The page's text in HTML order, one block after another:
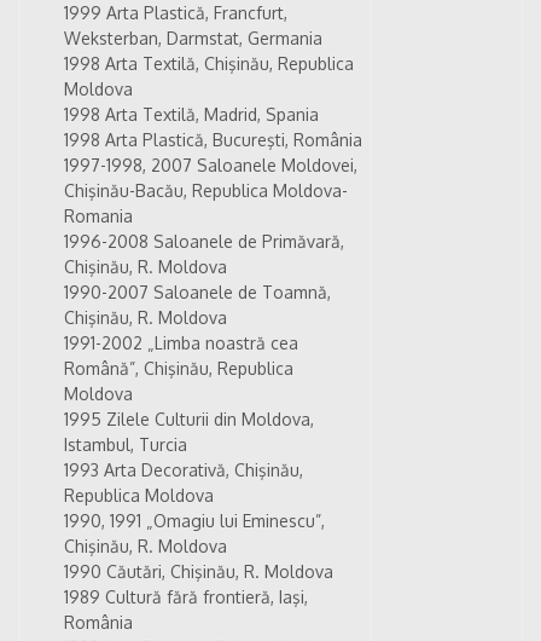
1999 Arta Plastică, Francfurt,
Weksterban, Darmstat, Germania
1998 Arta Textilă, Chişinău, Republica
Moldova
1998 Arta Textilă, Madrid, Spania
1998 Arta Plastică, Bucureşti, România
1997-1998, 2007 Saloanele Moldovei,
Chişinău-Bacău, Republica Moldova-
Romania
1996-2008 Saloanele de Primăvară,
Chişinău, R. Moldova
1990-2007 Saloanele de Toamnă,
Chişinău, R. Moldova
1991-2002 „Limba noastră cea
Română”, Chişinău, Republica
Moldova
1995 Zilele Culturii din Moldova,
Istambul, Turcia
1993 Arta Decorativă, Chişinău,
Republica Moldova
1990, 1991 „Omagiu lui Eminescu”,
Chişinău, R. Moldova
1990 Căutări, Chişinău, R. Moldova
1989 Cultură fără frontieră, Iaşi,
România